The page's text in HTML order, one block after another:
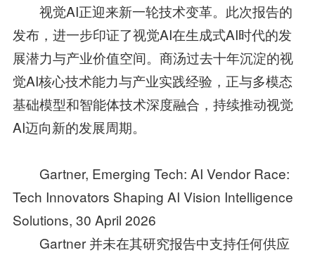
视觉AI正迎来新一轮技术变革。此次报告的
发布，进一步印证了视觉AI在生成式AI时代的发
展潜力与产业价值空间。商汤过去十年沉淀的视
觉AI核心技术能力与产业实践经验，正与多模态
基础模型和智能体技术深度融合，持续推动视觉
AI迈向新的发展周期。
Gartner, Emerging Tech: AI Vendor Race:
Tech Innovators Shaping AI Vision Intelligence
Solutions, 30 April 2026
Gartner 并未在其研究报告中支持任何供应